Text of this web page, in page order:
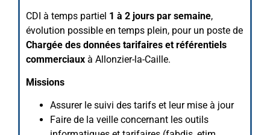
CDI à temps partiel 1 à 2 jours par semaine,
évolution possible en temps plein, pour un poste de
Chargée des données tarifaires et référentiels
commerciaux à Allonzier-la-Caille.
Missions
Assurer le suivi des tarifs et leur mise à jour
Faire de la veille concernant les outils